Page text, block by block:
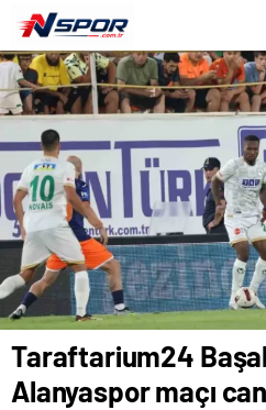
Taraftarium24
Alanyaspor maçı